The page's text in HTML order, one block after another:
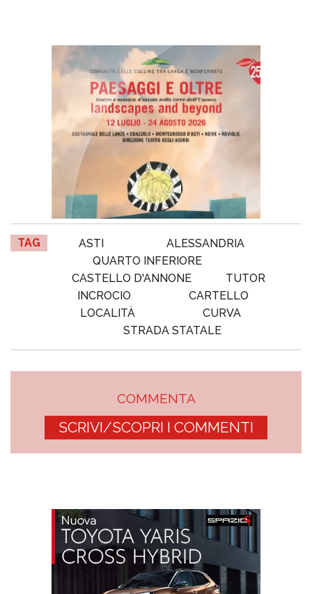
TAG ASTI
ALESSANDRIA
QUARTO INFERIORE
CASTELLO D'ANNONE
TUTOR
INCROCIO
CARTELLO
LOCALITÀ
CURVA
STRADA STATALE
COMMENTA
SCRIVI/SCOPRI I COMMENTI